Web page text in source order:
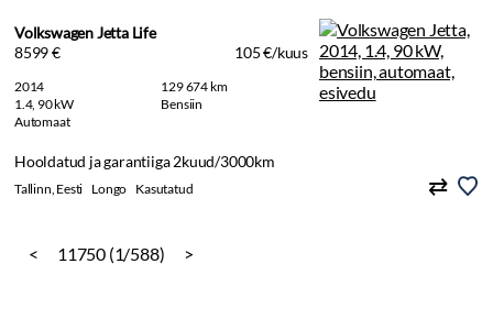
Volkswagen Jetta Life
8599 €
105 €/kuus
2014
129 674 km
1.4, 90 kW
Bensiin
Automaat
Hooldatud ja garantiiga 2kuud/3000km
Tallinn, Eesti Longo Kasutatud
< 11750 (1/588) >